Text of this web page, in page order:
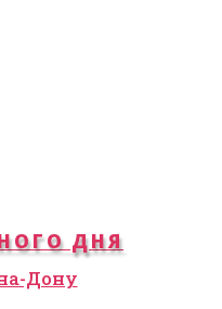
ДНЯ
Дону